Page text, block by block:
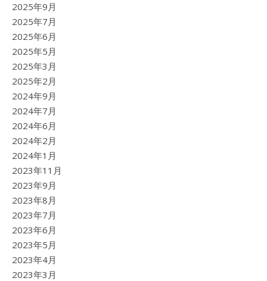
2025年9月
2025年7月
2025年6月
2025年5月
2025年3月
2025年2月
2024年9月
2024年7月
2024年6月
2024年2月
2024年1月
2023年11月
2023年9月
2023年8月
2023年7月
2023年6月
2023年5月
2023年4月
2023年3月